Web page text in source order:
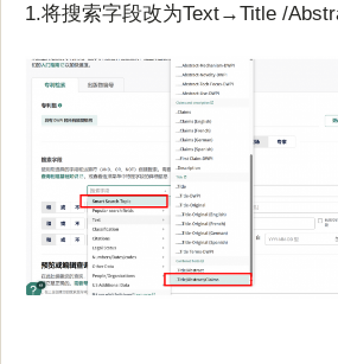
1.将搜索字段改为Text→Title /